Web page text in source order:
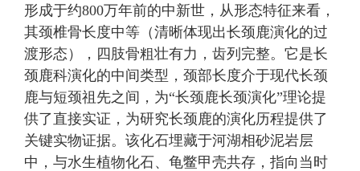
形成于约800万年前的中新世，从形态特征来看，
其颈椎骨长度中等（清晰体现出长颈鹿演化的过
渡形态），四肢骨粗壮有力，齿列完整。 它是长
颈鹿科演化的中间类型，颈部长度介于现代长颈
鹿与短颈祖先之间，为“长颈鹿长颈演化”理论提
供了直接实证 ， 为研究长颈鹿的演化历程提供了
关键实物证据。该化石埋藏于河湖相砂泥岩层
中，与水生植物化石、龟鳖甲壳共存，指向当时